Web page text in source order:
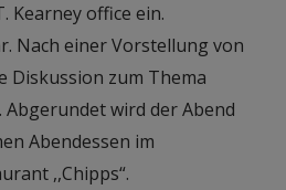
Kearney office ein.
Nach einer Vorstellung von
Diskussion zum Thema
Abgerundet wird der Abend
Abendessen im
,,Chipps“.